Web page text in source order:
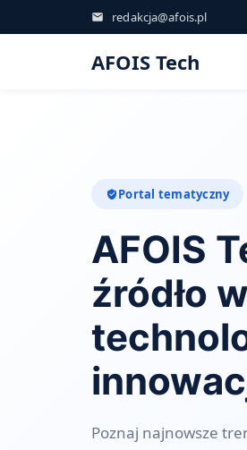
redakcja@afois.pl
AFOIS Tech
Portal tematyczny
AFOIS
źródło
Poznaj najnowsze